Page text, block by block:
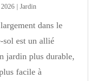
| Jardin
dans le
sol est un allié
jardin plus durable,
facile à